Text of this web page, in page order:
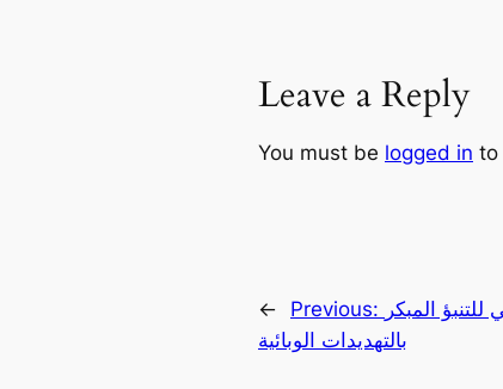
Leave a Reply
You must be logged in to
← Previous: المبكر
بالتهديدات الوبائية